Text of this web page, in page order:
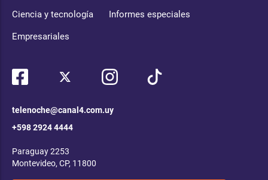
Ciencia y tecnología Informes especiales
Empresariales
telenoche@canal4.com.uy
+598 2924 4444
Paraguay 2253
Montevideo, CP, 11800